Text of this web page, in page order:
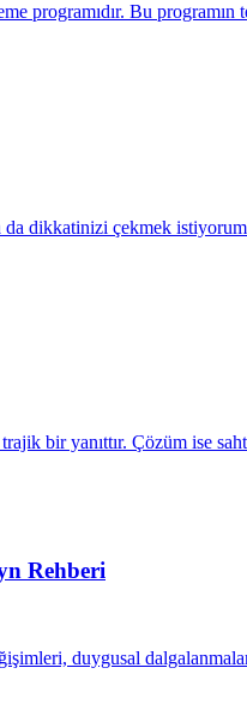
programıdır. Bu programın
dikkatinizi çekmek
bir yanıttır. Çözüm ise
Rehberi
duygusal